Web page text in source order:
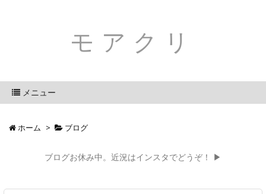
モアクリ
メニュー
ホーム > ブログ
ブログお休み中。近況はインスタでどうぞ！ ▶